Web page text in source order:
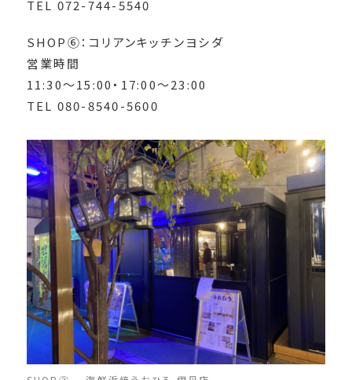
TEL 072-744-5540
SHOP⑥：コリアンキッチンヨシダ
営業時間
11:30～15:00・17:00～23:00
TEL 080-8540-5600